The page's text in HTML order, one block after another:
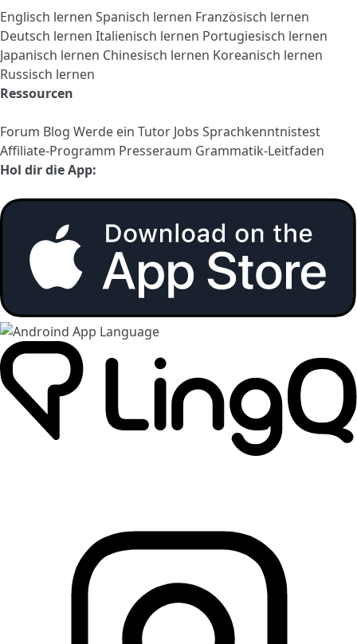
Englisch lernen Spanisch lernen Französisch lernen
Deutsch lernen Italienisch lernen Portugiesisch lernen
Japanisch lernen Chinesisch lernen Koreanisch lernen
Russisch lernen
Ressourcen
Forum Blog Werde ein Tutor Jobs Sprachkenntnistest
Affiliate-Programm Presseraum Grammatik-Leitfaden
Hol dir die App: